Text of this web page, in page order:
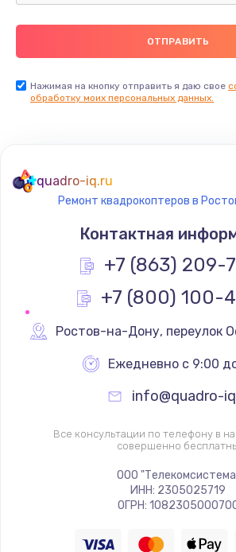
Нажимая на кнопку отправить я даю свое
обработку моих персональных данных.
quadro-iq.ru
Ремонт квадрокоптеров в
Контактная
+7 (863) 209-
+7 (800) 100-
Ростов-на-Дону, переулок
Ежедневно с 9:00
info@quadro-
Все консультации по телефону в
совершенно
ООО
ИНН: 2305025719
ОГРН: